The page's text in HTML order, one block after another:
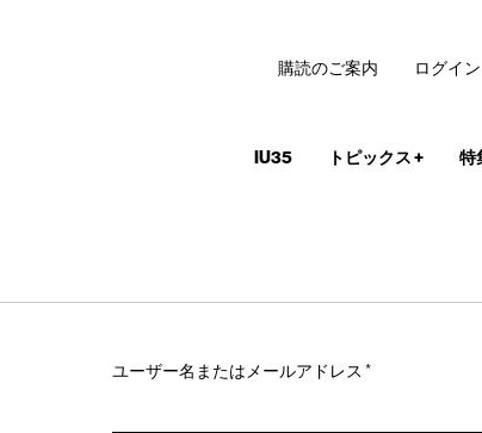
IU35 トピックス+ 特
購読のご案内 ログイン
ユーザー名またはメールアドレス*必